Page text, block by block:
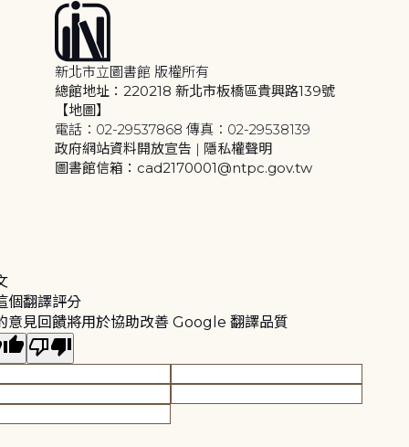
新北市立圖書館 版權所有
總館地址：220218 新北市板橋區貴興路139號
【地圖】
電話：02-29537868 傳真：02-29538139
政府網站資料開放宣告 | 隱私權聲明
圖書館信箱：cad2170001@ntpc.gov.tw
個翻譯評分
意見回饋將用於協助改善 Google 翻譯品質